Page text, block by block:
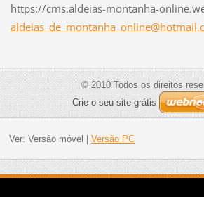
https://cms.aldeias-montanha-
aldeias_ de_montanha_online@hotma
© 2010 Todos os direitos
Crie o seu site grátis
Ver: Versão móvel Versão PC